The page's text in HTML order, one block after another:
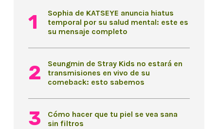
Sophia de KATSEYE anuncia hiatus
temporal por su salud mental: este es
su mensaje completo
Seungmin de Stray Kids no estará en
transmisiones en vivo de su
comeback: esto sabemos
Cómo hacer que tu piel se vea sana
sin filtros